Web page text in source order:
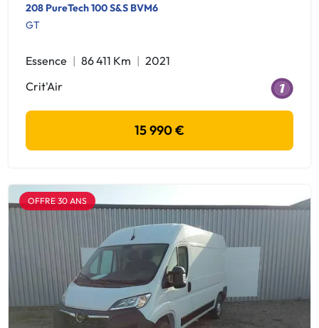
208 PureTech 100 S&S BVM6
GT
Essence 86 411 Km
2021
Crit'Air
15 990 €
OFFRE 30 ANS